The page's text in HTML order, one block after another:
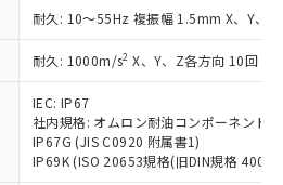
耐久: 10～55Hz 複振幅 1.5mm X、Y、Z
耐久: 1000m/s2 X、Y、Z各方向 10回
IEC: IP67
社内規格: オムロン耐油コンポーネント
IP67G (JIS C0920 附属書1)
IP69K (ISO 20653規格(旧DIN規格
る更新日時点での社内デー
作成されるものであり、閲
点での実際の在庫および標
異なる場合があることをご
い。
状況および標準価格はお客
先、またはお客様担当のオ
機器販売店・当社販売員に
以下、ポリ臭化ビフェニル
、ポリ臭化ジフェニルエーテル類
フタル酸ビス(2-エチルヘキシ
1000ppm以下、フタル酸ブチ
以下、フタル酸ジブチル
下、フタル酸ジイソブチル
準値 (GB/T26572)：
水銀) : 1000ppm、 Cd(カドミウ
、 PBBs(ポリ臭化ビフェ
PBDEs(ポリ臭化ジフェニルエーテ
) : 1000ppm、 DIBP(フタル酸ジ
、 BBP(フタル酸ブチルベンジ
貨物等」という）を輸出
への提供する場合は、日本
出許可(または役務取引許
るなどの必要な手続きを
貨物を破棄する場合は、完
るなど、違法に輸出されな
な手段を講じます。
以上の在庫あり
には満たないが在庫あり